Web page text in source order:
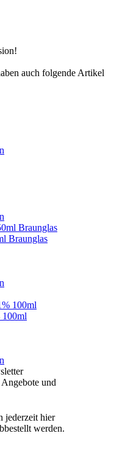
auch folgende Artikel
Braunglas
und
jederzeit hier
werden.